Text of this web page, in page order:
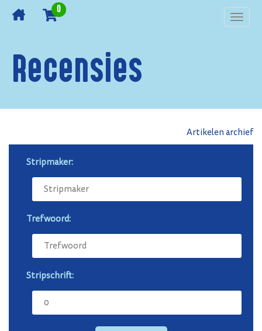
0
Recensies
Artikelen archief
Stripmaker:
Trefwoord:
Stripschrift: